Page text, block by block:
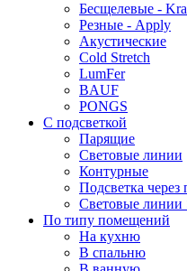
Бесщелевые -
Резные - Apply
Акустические
Cold Stretch
LumFer
BAUF
PONGS
С подсветкой
Парящие
Световые линии
Контурные
Подсветка через
Световые линии
По типу помещений
На кухню
В спальню